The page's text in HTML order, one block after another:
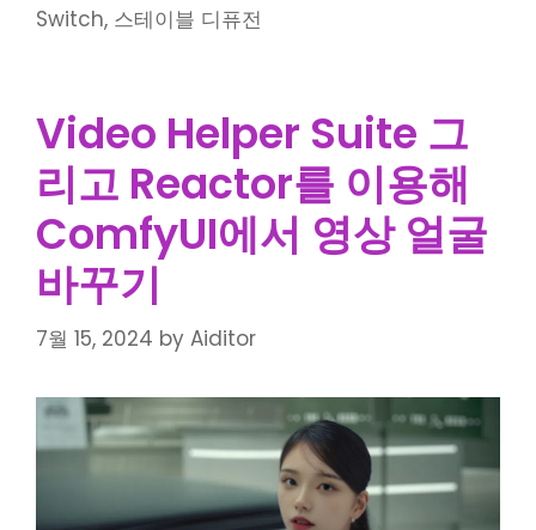
Switch, 스테이블 디퓨전
Video Helper Suite 그
리고 Reactor를 이용해
ComfyUI에서 영상 얼굴
바꾸기
7월 15, 2024 by Aiditor